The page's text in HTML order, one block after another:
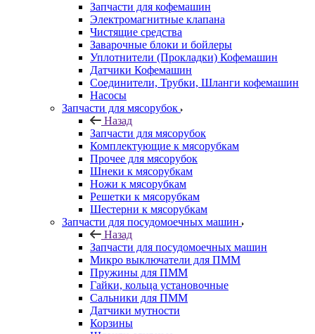
Запчасти для кофемашин
Электромагнитные клапана
Чистящие средства
Заварочные блоки и бойлеры
Уплотнители (Прокладки) Кофемашин
Датчики Кофемашин
Соединители, Трубки, Шланги кофемашин
Насосы
Запчасти для мясорубок
Назад
Запчасти для мясорубок
Комплектующие к мясорубкам
Прочее для мясорубок
Шнеки к мясорубкам
Ножи к мясорубкам
Решетки к мясорубкам
Шестерни к мясорубкам
Запчасти для посудомоечных машин
Назад
Запчасти для посудомоечных машин
Микро выключатели для ПММ
Пружины для ПММ
Гайки, кольца установочные
Сальники для ПММ
Датчики мутности
Корзины